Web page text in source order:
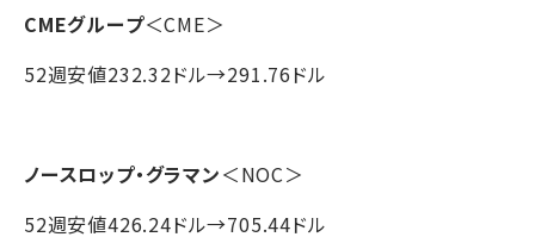
CMEグループ＜CME＞
52週安値232.32ドル→291.76ドル
ノースロップ・グラマン＜NOC＞
52週安値426.24ドル→705.44ドル